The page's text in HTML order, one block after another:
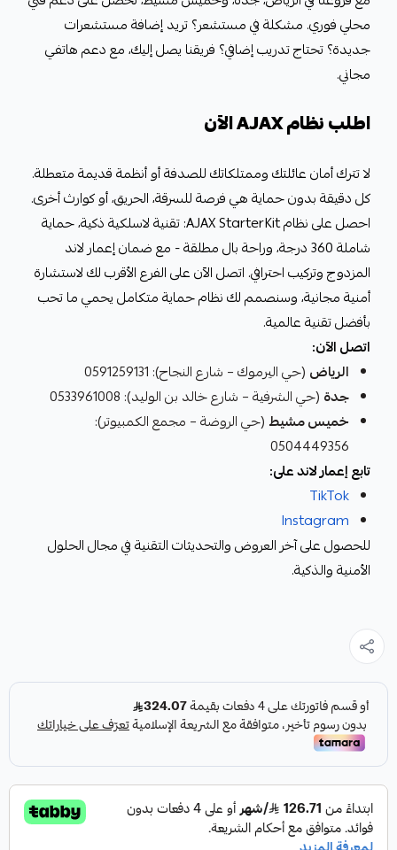
محلي فوري. مشكلة في مستشعر؟ تريد إضافة مستشعرات
جديدة؟ تحتاج تدريب إضافي؟ فريقنا يصل إليك، مع دعم هاتفي
مجاني.
اطلب نظام AJAX الآن
لا تترك أمان عائلتك وممتلكاتك للصدفة أو أنظمة قديمة متعطلة.
كل دقيقة بدون حماية هي فرصة للسرقة، الحريق، أو كوارث أخرى.
احصل على نظام AJAX StarterKit: تقنية لاسلكية ذكية، حماية
شاملة 360 درجة، وراحة بال مطلقة - مع ضمان إعمار لاند
المزدوج وتركيب احترافي. اتصل الآن على الفرع الأقرب لك لاستشارة
أمنية مجانية، وسنصمم لك نظام حماية متكامل يحمي ما تحب
بأفضل تقنية عالمية.
اتصل الآن:
الرياض (حي اليرموك – شارع النجاح): 0591259131
جدة (حي الشرفية – شارع خالد بن الوليد): 0533961008
خميس مشيط (حي الروضة – مجمع الكمبيوتر):
0504449356
تابع إعمار لاند على:
TikTok
Instagram
للحصول على آخر العروض والتحديثات التقنية في مجال الحلول
الأمنية والذكية.